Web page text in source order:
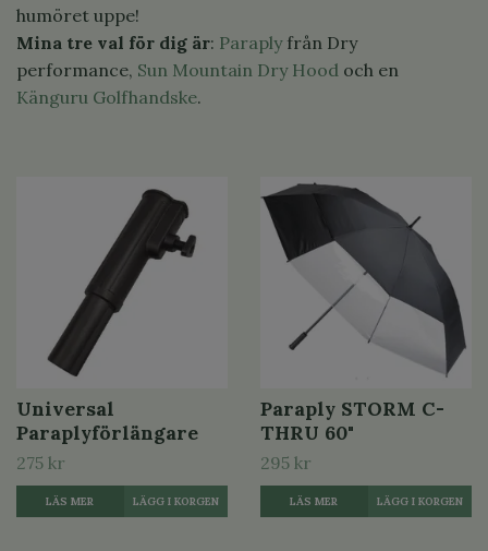
humöret uppe!
Mina tre val för dig är: Paraply från Dry
performance, Sun Mountain Dry Hood och en
Känguru Golfhandske.
Universal
Paraplyförlängare
275 kr
LÄS MER
Paraply STORM C-
THRU 60"
295 kr
LÄS MER